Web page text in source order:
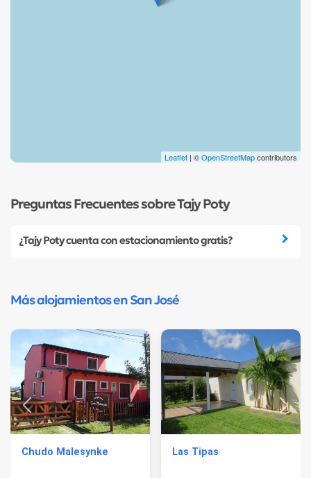
Leaflet | ©OpenStreetMapcontributors
Preguntas Frecuentes sobre Tajy Poty
¿Tajy Poty cuenta con estacionamiento gratis?
Más alojamientos en San José
Chudo Malesynke Las Tipas